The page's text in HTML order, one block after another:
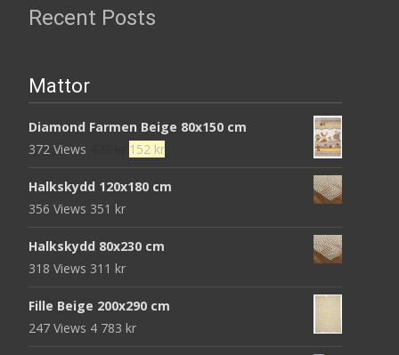
Recent Posts
Mattor
Diamond Farmen Beige 80x150 cm
372 Views
Det
priset
152 krDet
priset
Halkskydd 120x180 cm
356 Views 351 kr
Halkskydd 80x230 cm
318 Views 311 kr
Fille Beige 200x290 cm
247 Views 4 783 kr